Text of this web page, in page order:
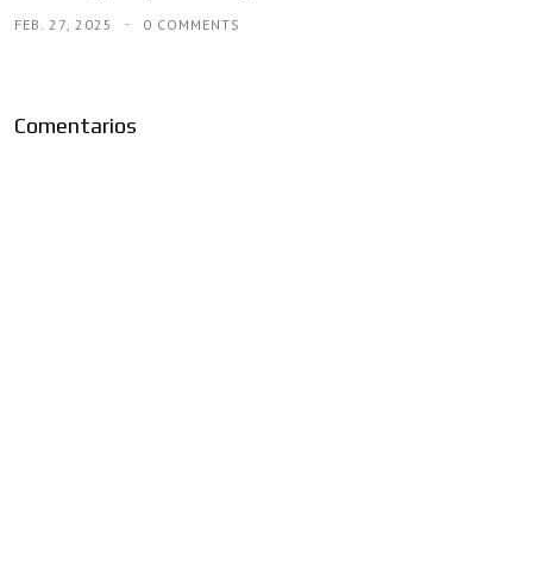
FEB. 27, 2025 0 COMMENTS
Comentarios